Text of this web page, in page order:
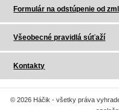
Formulár na odstúpenie od
Všeobecné pravidlá súťaží
Kontakty
© 2026 Háčik - všetky práva